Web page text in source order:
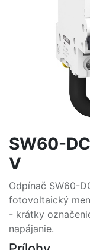
SW60-
V
Odpínač SW60-
fotovoltaický
- krátky
napájanie.